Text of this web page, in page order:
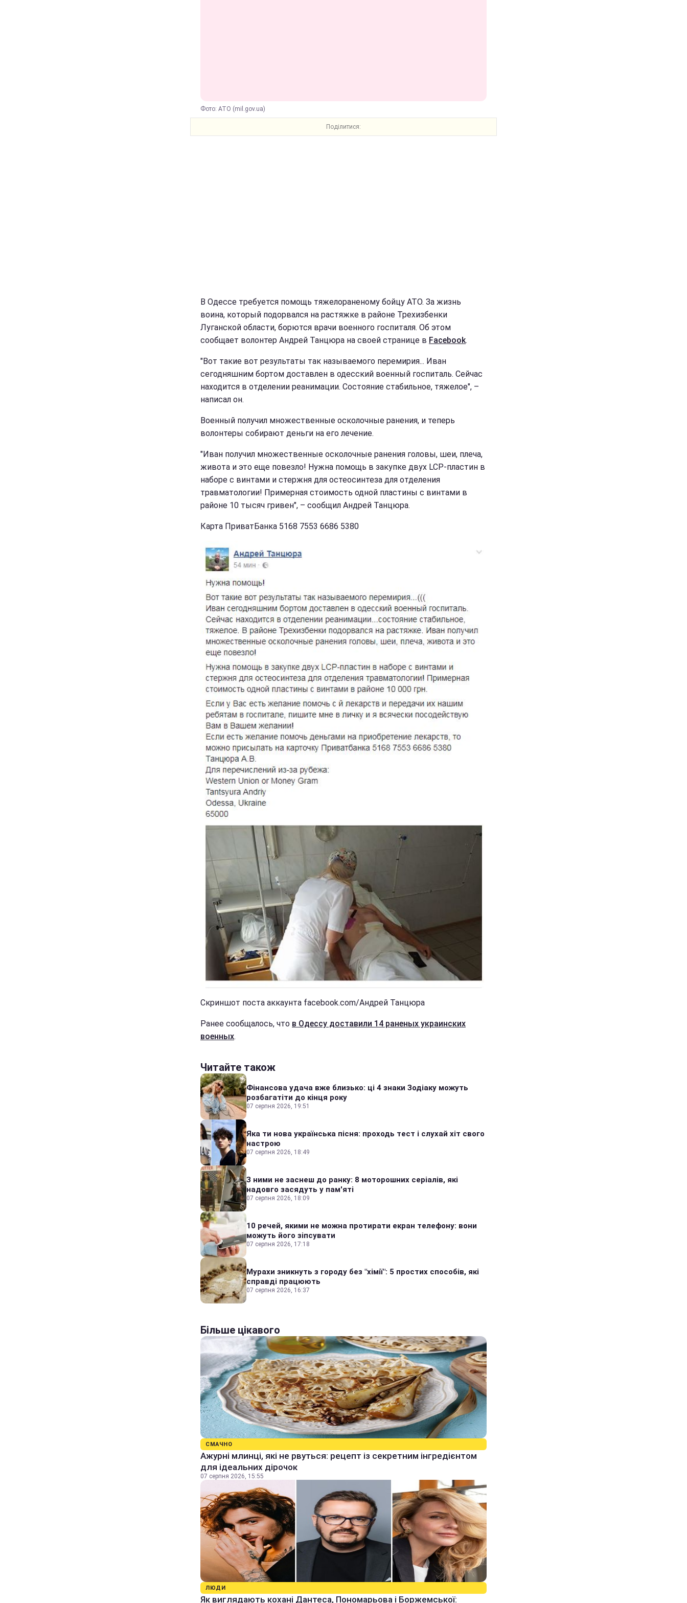
Фото: АТО (mil.gov.ua)
Поділитися:
В Одессе требуется помощь тяжелораненому бойцу АТО. За жизнь
воина, который подорвался на растяжке в районе Трехизбенки
Луганской области, борются врачи военного госпиталя. Об этом
сообщает волонтер Андрей Танцюра на своей странице в Facebook.
"Вот такие вот результаты так называемого перемирия... Иван
сегодняшним бортом доставлен в одесский военный госпиталь. Сейчас
находится в отделении реанимации. Состояние стабильное, тяжелое", –
написал он.
Военный получил множественные осколочные ранения, и теперь
волонтеры собирают деньги на его лечение.
"Иван получил множественные осколочные ранения головы, шеи, плеча,
живота и это еще повезло! Нужна помощь в закупке двух LCP-пластин в
наборе с винтами и стержня для остеосинтеза для отделения
травматологии! Примерная стоимость одной пластины с винтами в
районе 10 тысяч гривен", – сообщил Андрей Танцюра.
Карта ПриватБанка 5168 7553 6686 5380
Скриншот поста аккаунта facebook.com/Андрей Танцюра
Ранее сообщалось, что в Одессу доставили 14 раненых украинских
военных.
Читайте також
Фінансова удача вже близько: ці 4 знаки Зодіаку можуть
розбагатіти до кінця року
07 серпня 2026, 19:51
Яка ти нова українська пісня: проходь тест і слухай хіт свого
настрою
07 серпня 2026, 18:49
З ними не заснеш до ранку: 8 моторошних серіалів, які
надовго засядуть у пам'яті
07 серпня 2026, 18:09
10 речей, якими не можна протирати екран телефону: вони
можуть його зіпсувати
07 серпня 2026, 17:18
Мурахи зникнуть з городу без "хімії": 5 простих способів, які
справді працюють
07 серпня 2026, 16:37
Більше цікавого
СМАЧНО
Ажурні млинці, які не рвуться: рецепт із секретним інгредієнтом
для ідеальних дірочок
07 серпня 2026, 15:55
ЛЮДИ
Як виглядають кохані Дантеса, Пономарьова і Боржемської: